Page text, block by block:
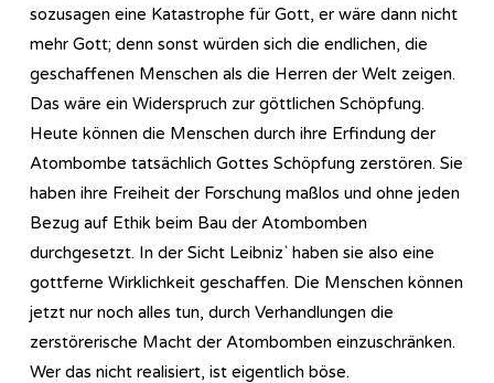
sozusagen eine Katastrophe für Gott, er wäre dann nicht
mehr Gott; denn sonst würden sich die endlichen, die
geschaffenen Menschen als die Herren der Welt zeigen.
Das wäre ein Widerspruch zur göttlichen Schöpfung.
Heute können die Menschen durch ihre Erfindung der
Atombombe tatsächlich Gottes Schöpfung zerstören. Sie
haben ihre Freiheit der Forschung maßlos und ohne jeden
Bezug auf Ethik beim Bau der Atombomben
durchgesetzt. In der Sicht Leibniz` haben sie also eine
gottferne Wirklichkeit geschaffen. Die Menschen können
jetzt nur noch alles tun, durch Verhandlungen die
zerstörerische Macht der Atombomben einzuschränken.
Wer das nicht realisiert, ist eigentlich böse.